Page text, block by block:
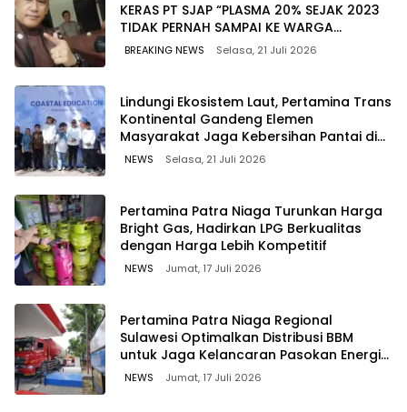
KERAS PT SJAP “PLASMA 20% SEJAK 2023
TIDAK PERNAH SAMPAI KE WARGA
WAWOONE!
BREAKING NEWS Selasa, 21 Juli 2026
Lindungi Ekosistem Laut, Pertamina Trans
Kontinental Gandeng Elemen
Masyarakat Jaga Kebersihan Pantai di
Bitung, Sulawesi
NEWS Selasa, 21 Juli 2026
Pertamina Patra Niaga Turunkan Harga
Bright Gas, Hadirkan LPG Berkualitas
dengan Harga Lebih Kompetitif
NEWS Jumat, 17 Juli 2026
Pertamina Patra Niaga Regional
Sulawesi Optimalkan Distribusi BBM
untuk Jaga Kelancaran Pasokan Energi
di Seluruh Wilayah Sulawesi
NEWS Jumat, 17 Juli 2026